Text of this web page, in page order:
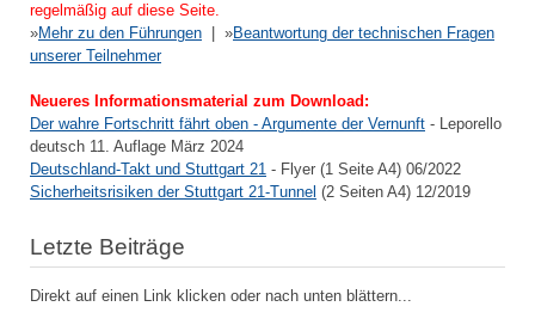
regelmäßig auf diese Seite.
»Mehr zu den Führungen | »Beantwortung der technischen Fragen
unserer Teilnehmer
Neueres Informationsmaterial zum Download:
Der wahre Fortschritt fährt oben - Argumente der Vernunft - Leporello
deutsch 11. Auflage März 2024
Deutschland-Takt und Stuttgart 21 - Flyer (1 Seite A4) 06/2022
Sicherheitsrisiken der Stuttgart 21-Tunnel (2 Seiten A4) 12/2019
Letzte Beiträge
Direkt auf einen Link klicken oder nach unten blättern...